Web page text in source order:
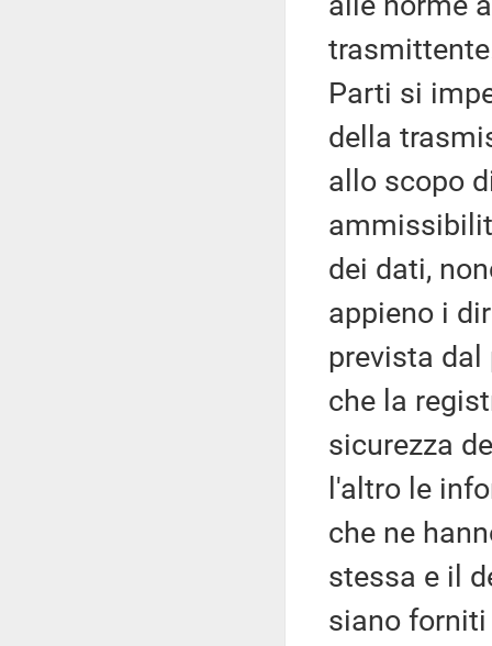
Parti si
della
allo scopo
dei dati,
appieno i
prevista dal
che la
sicurezza
l'altro le
che ne
stessa e il
siano